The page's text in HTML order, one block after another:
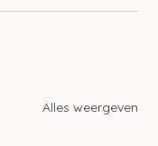
Alles weergeven